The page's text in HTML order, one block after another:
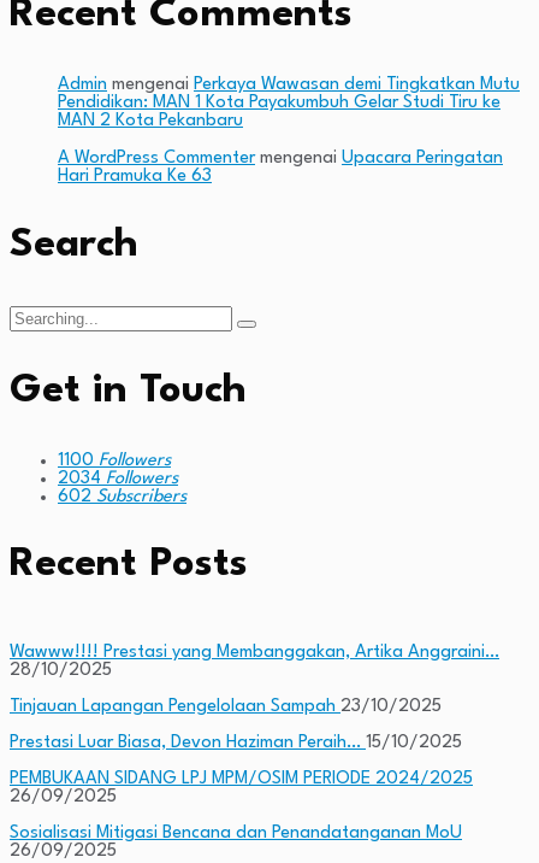
Recent Comments
Admin mengenai Perkaya Wawasan demi Tingkatkan Mutu
Pendidikan: MAN 1 Kota Payakumbuh Gelar Studi Tiru ke
MAN 2 Kota Pekanbaru
A WordPress Commentermengenai Upacara Peringatan
Hari Pramuka Ke 63
Search
Search
for:
Get in Touch
1100 Followers
2034 Followers
602 Subscribers
Recent Posts
Wawww!!!! Prestasi yang Membanggakan, Artika Anggraini…
28/10/2025
Tinjauan Lapangan Pengelolaan Sampah 23/10/2025
Prestasi Luar Biasa, Devon Haziman Peraih… 15/10/2025
PEMBUKAAN SIDANG LPJ MPM/OSIM PERIODE 2024/2025
26/09/2025
Sosialisasi Mitigasi Bencana dan Penandatanganan MoU
26/09/2025